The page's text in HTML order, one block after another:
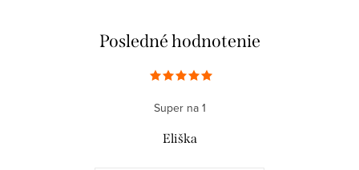
Posledné hodnotenie
Super na 1
Eliška